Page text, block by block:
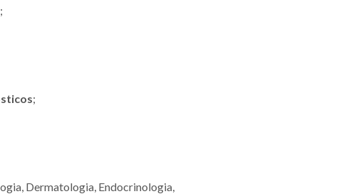
;
Dermatologia, Endocrinologia,